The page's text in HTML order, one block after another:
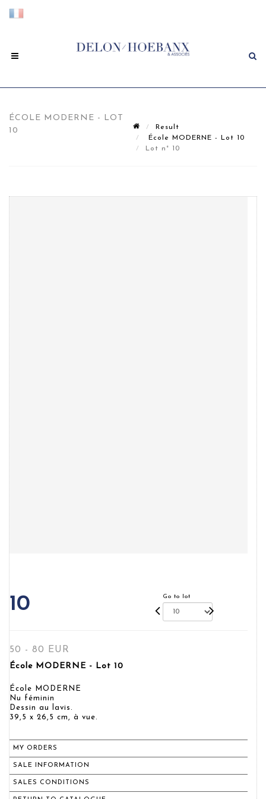
ÉCOLE MODERNE - LOT
10
Result
École MODERNE - Lot 10
Lot n° 10
10 Go to lot
50 - 80 EUR
École MODERNE - Lot 10
École MODERNE
Nu féminin
Dessin au lavis.
39,5 x 26,5 cm, à vue.
MY ORDERS
SALE INFORMATION
SALES CONDITIONS